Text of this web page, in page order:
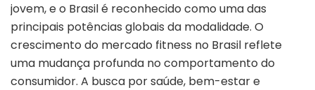
jovem, e o Brasil é reconhecido como uma das
principais potências globais da modalidade. O
crescimento do mercado fitness no Brasil reflete
uma mudança profunda no comportamento do
consumidor. A busca por saúde, bem-estar e